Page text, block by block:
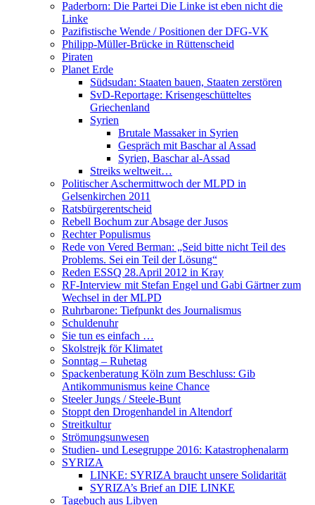
Paderborn: Die Partei Die Linke ist eben nicht die
Linke
Pazifistische Wende / Positionen der DFG-VK
Philipp-Müller-Brücke in Rüttenscheid
Piraten
Planet Erde
Südsudan: Staaten bauen, Staaten zerstören
SvD-Reportage: Krisengeschütteltes
Griechenland
Syrien
Brutale Massaker in Syrien
Gespräch mit Baschar al Assad
Syrien, Baschar al-Assad
Streiks weltweit…
Politischer Aschermittwoch der MLPD in
Gelsenkirchen 2011
Ratsbürgerentscheid
Rebell Bochum zur Absage der Jusos
Rechter Populismus
Rede von Vered Berman: „Seid bitte nicht Teil des
Problems. Sei ein Teil der Lösung“
Reden ESSQ 28.April 2012 in Kray
RF-Interview mit Stefan Engel und Gabi Gärtner zum
Wechsel in der MLPD
Ruhrbarone: Tiefpunkt des Journalismus
Schuldenuhr
Sie tun es einfach …
Skolstrejk för Klimatet
Sonntag – Ruhetag
Spackenberatung Köln zum Beschluss: Gib
Antikommunismus keine Chance
Steeler Jungs / Steele-Bunt
Stoppt den Drogenhandel in Altendorf
Streitkultur
Strömungsunwesen
Studien- und Lesegruppe 2016: Katastrophenalarm
SYRIZA
LINKE: SYRIZA braucht unsere Solidarität
SYRIZA’s Brief an DIE LINKE
Tagebuch aus Libyen